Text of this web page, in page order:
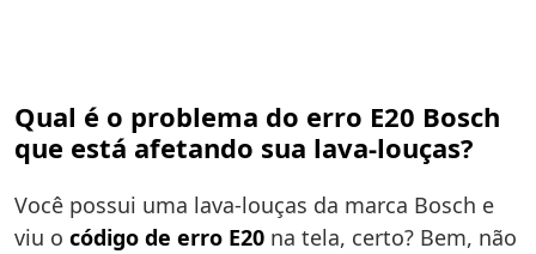
Qual é o problema do erro E20 Bosch
que está afetando sua lava-louças?
Você possui uma lava-louças da marca Bosch e
viu o código de erro E20 na tela, certo? Bem, não